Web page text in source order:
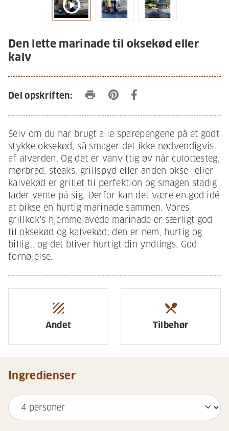
play_circle_outline
Den lette marinade til oksekød eller
kalv
Del opskriften: print
Selv om du har brugt alle sparepengene på et godt
stykke oksekød, så smager det ikke nødvendigvis
af alverden. Og det er vanvittig øv når culottesteg,
mørbrad, steaks, grillspyd eller anden okse- eller
kalvekød er grillet til perfektion og smagen stadig
lader vente på sig. Derfor kan det være en god idé
at bikse en hurtig marinade sammen. Vores
grillkok's hjemmelavede marinade er særligt god
til oksekød og kalvekød; den er nem, hurtig og
billig… og det bliver hurtigt din yndlings. God
fornøjelse.
texture
Andet
restaurant_menu
Tilbehør
Ingredienser